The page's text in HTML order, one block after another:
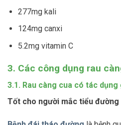
277mg kali
124mg canxi
5.2mg vitamin C
3. Các công dụng rau
3.1. Rau càng cua có tác dụng
Tốt cho người mắc tiểu đường